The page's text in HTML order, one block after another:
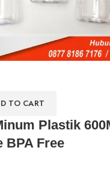
TO CART
Plastik
BPA Free